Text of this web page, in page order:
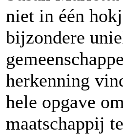
niet in één
bijzondere
herkenning
hele opgave
maatschappij